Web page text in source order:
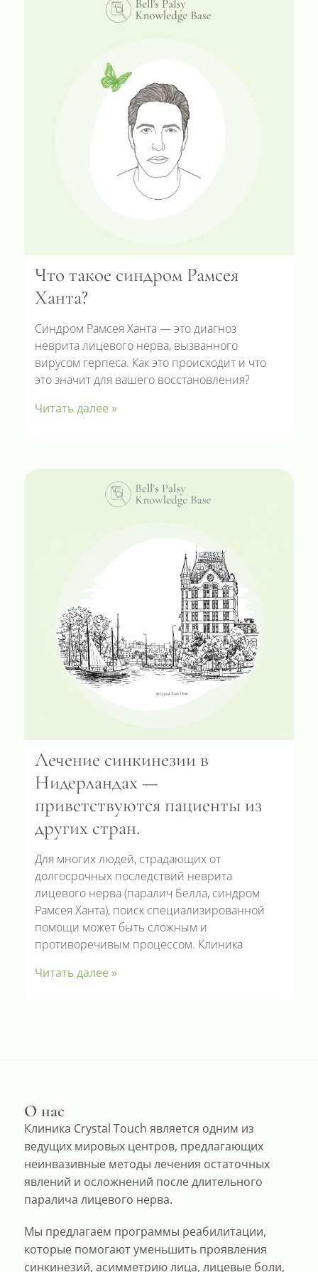
Что такое синдром Рамсея
Ханта?
Синдром Рамсея Ханта — это диагноз
неврита лицевого нерва, вызванного
вирусом герпеса. Как это происходит и что
это значит для вашего восстановления?
Читать далее »
Лечение синкинезии в
Нидерландах —
приветствуются пациенты из
других стран.
Для многих людей, страдающих от
долгосрочных последствий неврита
лицевого нерва (паралич Белла, синдром
Рамсея Ханта), поиск специализированной
помощи может быть сложным и
противоречивым процессом. Клиника
Читать далее »
О нас
Клиника Crystal Touch является одним из
ведущих мировых центров, предлагающих
неинвазивные методы лечения остаточных
явлений и осложнений после длительного
паралича лицевого нерва.
Мы предлагаем программы реабилитации,
которые помогают уменьшить проявления
синкинезий, асимметрию лица, лицевые боли,